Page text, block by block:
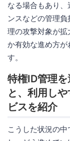
なる場合もあり
ンスなどの管理
理の攻撃対象が
か有効な進め方が
す。
特権ID管理
と、利用し
ビスを紹介
こうした状況の